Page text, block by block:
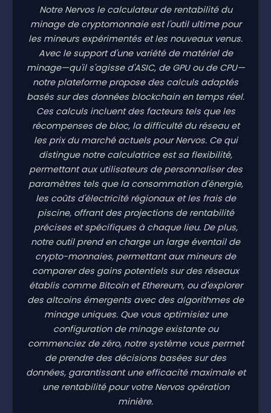
Notre Nervos le calculateur de rentabilité du
minage de cryptomonnaie est l'outil ultime pour
les mineurs expérimentés et les nouveaux venus.
Avec le support d'une variété de matériel de
minage—qu'il s'agisse d'ASIC, de GPU ou de CPU—
notre plateforme propose des calculs adaptés
basés sur des données blockchain en temps réel.
Ces calculs incluent des facteurs tels que les
récompenses de bloc, la difficulté du réseau et
les prix du marché actuels pour Nervos. Ce qui
distingue notre calculatrice est sa flexibilité,
permettant aux utilisateurs de personnaliser des
paramètres tels que la consommation d'énergie,
les coûts d'électricité régionaux et les frais de
piscine, offrant des projections de rentabilité
précises et spécifiques à chaque lieu. De plus,
notre outil prend en charge un large éventail de
crypto-monnaies, permettant aux mineurs de
comparer des gains potentiels sur des réseaux
établis comme Bitcoin et Ethereum, ou d'explorer
des altcoins émergents avec des algorithmes de
minage uniques. Que vous optimisiez une
configuration de minage existante ou
commenciez de zéro, notre système vous permet
de prendre des décisions basées sur des
données, garantissant une efficacité maximale et
une rentabilité pour votre Nervos opération
minière.